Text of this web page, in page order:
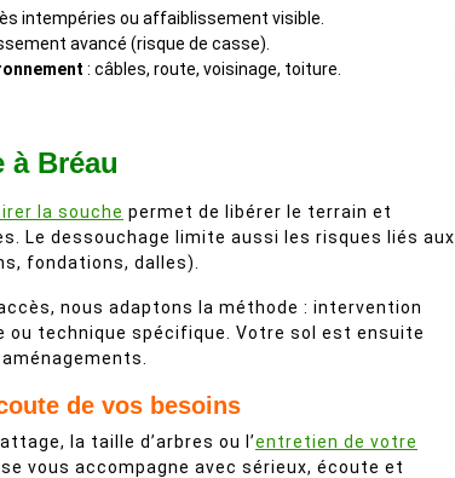
intempéries ou affaiblissement visible.
avancé (risque de casse).
: câbles, route, voisinage, toiture.
à Bréau
la souche permet de libérer le terrain et
Le dessouchage limite aussi les risques liés aux
fondations, dalles).
nous adaptons la méthode : intervention
ou technique spécifique. Votre sol est ensuite
de vos besoins
la taille d’arbres ou l’entretien de votre
vous accompagne avec sérieux, écoute et